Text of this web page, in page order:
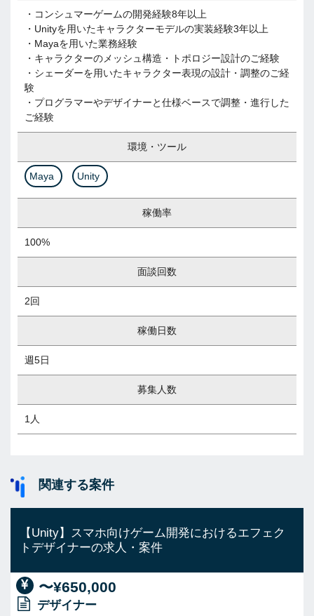
・コンシュマーゲームの開発経験8年以上
・Unityを用いたキャラクターモデルの実装経験3年以上
・Mayaを用いた業務経験
・キャラクターのメッシュ構造・トポロジー設計のご経験
・シェーダーを用いたキャラクター表現の設計・調整のご経
験
・プログラマーやデザイナーと仕様ベースで調整・進行した
ご経験
環境・ツール
Maya Unity
稼働率
100%
面談回数
2回
稼働日数
週5日
募集人数
1人
関連する案件
【Unity】スマホ向けゲーム開発におけるエフェク
トデザイナーの求人・案件
〜¥650,000
デザイナー